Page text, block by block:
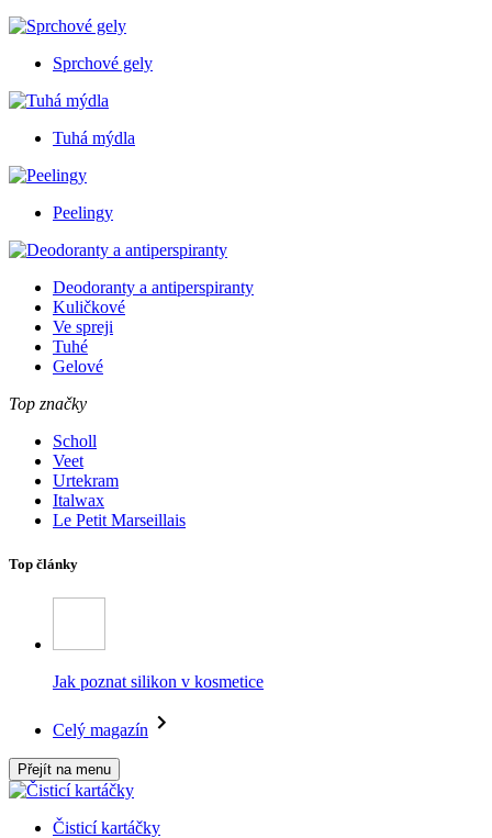
Sprchové gely
Tuhá mýdla
Peelingy
Deodoranty a antiperspiranty
Kuličkové
Ve spreji
Tuhé
Gelové
Top značky
Scholl
Veet
Urtekram
Italwax
Le Petit Marseillais
Top články
Jak poznat silikon v kosmetice
Celý magazín
Přejít na menu
Čisticí kartáčky